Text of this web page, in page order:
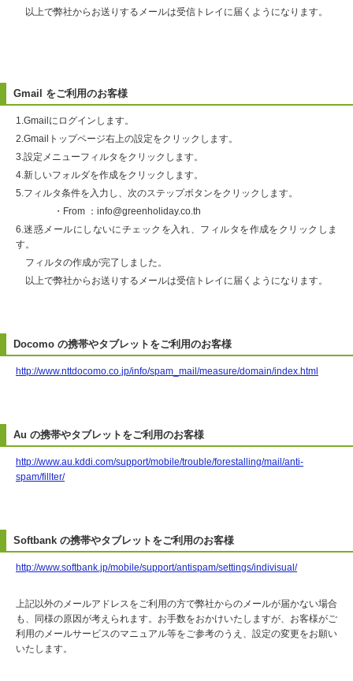
以上で弊社からお送りするメールは受信トレイに届くようになります。
Gmail をご利用のお客様
1.Gmailにログインします。
2.Gmailトップページ右上の設定をクリックします。
3.設定メニューフィルタをクリックします。
4.新しいフォルダを作成をクリックします。
5.フィルタ条件を入力し、次のステップボタンをクリックします。
・From ：info@greenholiday.co.th
6.迷惑メールにしないにチェックを入れ、フィルタを作成をクリックしま
す。
フィルタの作成が完了しました。
以上で弊社からお送りするメールは受信トレイに届くようになります。
Docomo の携帯やタブレットをご利用のお客様
http://www.nttdocomo.co.jp/info/spam_mail/measure/domain/index.html
Au の携帯やタブレットをご利用のお客様
http://www.au.kddi.com/support/mobile/trouble/forestalling/mail/anti-
spam/fillter/
Softbank の携帯やタブレットをご利用のお客様
http://www.softbank.jp/mobile/support/antispam/settings/indivisual/
上記以外のメールアドレスをご利用の方で弊社からのメールが届かない場合
も、同様の原因が考えられます。お手数をおかけいたしますが、お客様がご
利用のメールサービスのマニュアル等をご参考のうえ、設定の変更をお願い
いたします。